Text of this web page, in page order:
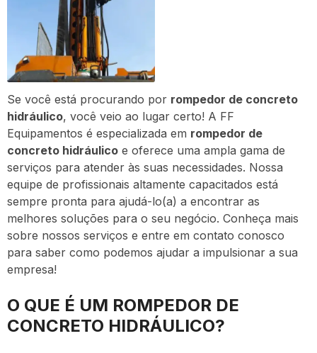
Se você está procurando por rompedor de concreto
hidráulico, você veio ao lugar certo! A FF
Equipamentos é especializada em rompedor de
concreto hidráulico e oferece uma ampla gama de
serviços para atender às suas necessidades. Nossa
equipe de profissionais altamente capacitados está
sempre pronta para ajudá-lo(a) a encontrar as
melhores soluções para o seu negócio. Conheça mais
sobre nossos serviços e entre em contato conosco
para saber como podemos ajudar a impulsionar a sua
empresa!
O QUE É UM ROMPEDOR DE
CONCRETO HIDRÁULICO?